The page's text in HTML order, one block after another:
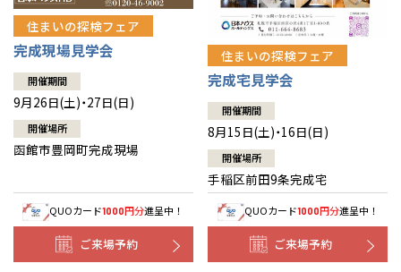
住まいの探検フェア
完成現場見学会
開催期間
9月26日(土)・27日(日)
開催場所
函館市豊岡町完成現場
QUOカード1000円分進呈中！
ご来場予約
住まいの探検フェア
完成宅見学会
開催期間
8月15日(土)・16日(日)
開催場所
手稲区前田9条完成宅
QUOカード1000円分進呈中！
ご来場予約